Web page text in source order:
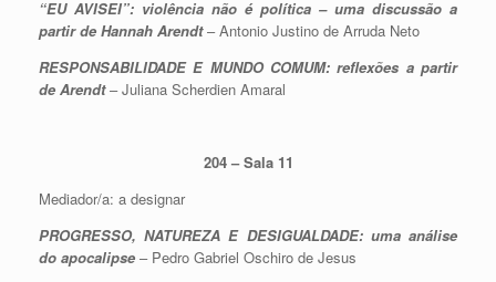
“EU AVISEI”: violência não é política – uma discussão a
partir de Hannah Arendt– Antonio Justino de Arruda Neto
RESPONSABILIDADE E MUNDO COMUM: reflexões a partir
de Arendt – Juliana Scherdien Amaral
204 – Sala 11
Mediador/a: a designar
PROGRESSO, NATUREZA E DESIGUALDADE: uma análise
do apocalipse – Pedro Gabriel Oschiro de Jesus